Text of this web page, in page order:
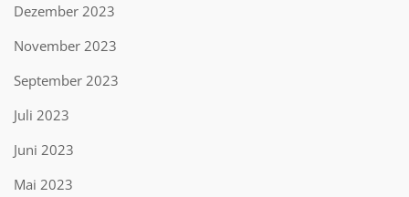
Dezember 2023
November 2023
September 2023
Juli 2023
Juni 2023
Mai 2023